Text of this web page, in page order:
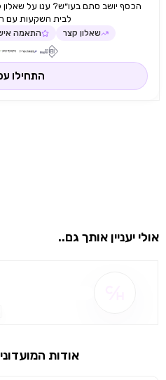
הכסף יושב סתם בעו״ש? ענו על
לבית השקעות עם
שאלון קצר התאמה
התחילו
אולי יעניין אותך גם..
אודות